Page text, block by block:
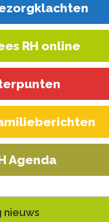
RH online
Agenda
nieuws